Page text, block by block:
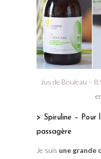
Jus de Bouleau –
> Spiruline –
passagère
Je suis une grande